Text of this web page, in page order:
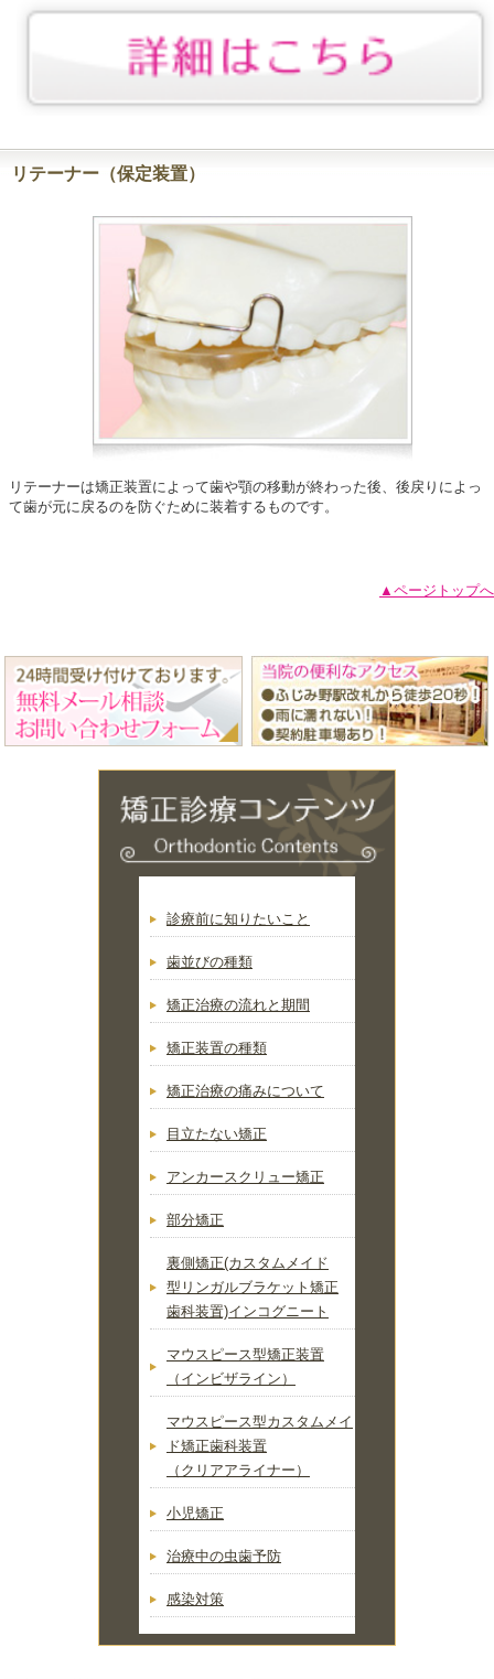
リテーナー（保定装置）
リテーナーは矯正装置によって歯や顎の移動が終わった後、後戻りによっ
て歯が元に戻るのを防ぐために装着するものです。
▲ページトップへ
診療前に知りたいこと
歯並びの種類
矯正治療の流れと期間
矯正装置の種類
矯正治療の痛みについて
目立たない矯正
アンカースクリュー矯正
部分矯正
裏側矯正(カスタムメイド
型リンガルブラケット矯正
歯科装置)インコグニート
マウスピース型矯正装置
（インビザライン）
マウスピース型カスタムメイ
ド矯正歯科装置
（クリアアライナー）
小児矯正
治療中の虫歯予防
感染対策